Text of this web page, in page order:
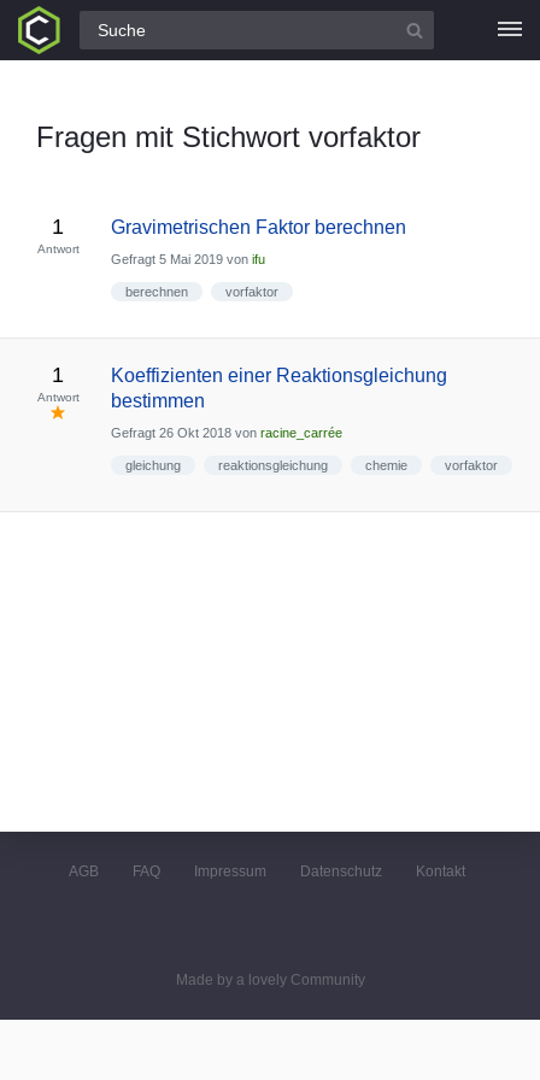
Alle Fragen
Fragen mit Stichwort vorfaktor
1
Antwort
Gravimetrischen Faktor berechnen
Gefragt 5 Mai 2019 von ifu
berechnen vorfaktor
1
Antwort
Koeffizienten einer Reaktionsgleichung
bestimmen
Gefragt 26 Okt 2018 von racine_carrée
gleichung reaktionsgleichung chemie vorfaktor
AGB FAQ Impressum Datenschutz Kontakt
Made by a lovely Community